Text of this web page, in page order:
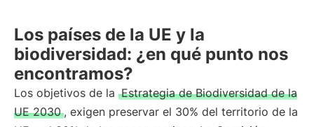
Los países de la UE y la
biodiversidad: ¿en qué punto nos
encontramos?
Los objetivos de la Estrategia de Biodiversidad de la
UE 2030 , exigen preservar el 30% del territorio de la